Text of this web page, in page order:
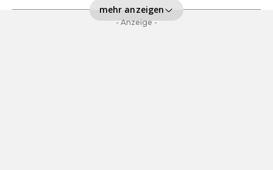
mehr anzeigen
- Anzeige -